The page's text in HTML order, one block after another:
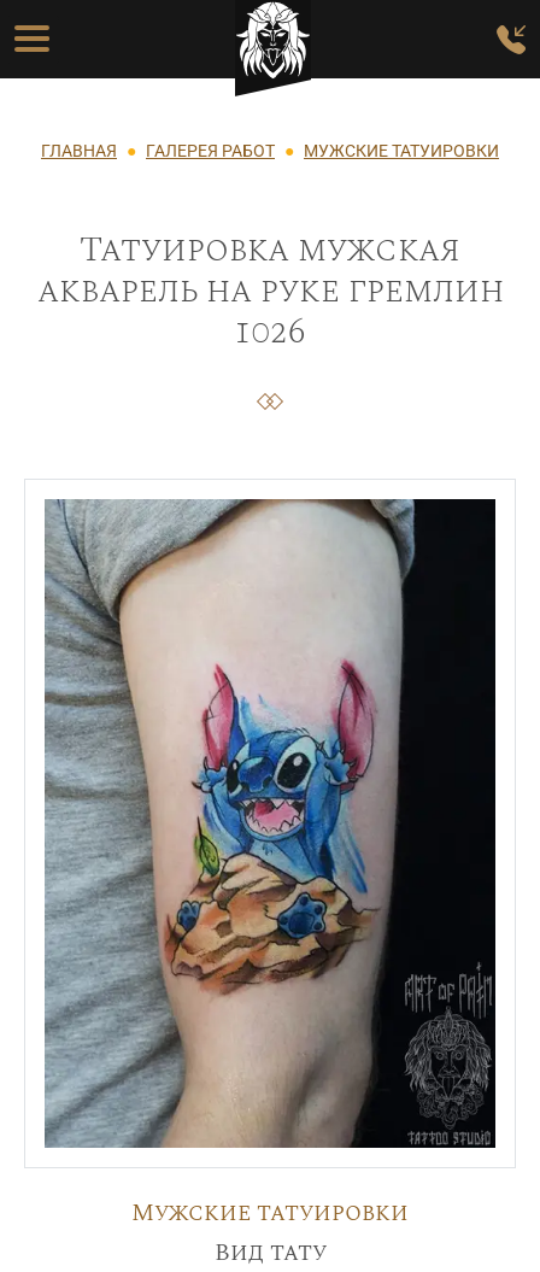
Перейти к основному содержанию
Основная навигация
Строка навигации
ГЛАВНАЯ ГАЛЕРЕЯ РАБОТ МУЖСКИЕ ТАТУИРОВКИ
Татуировка мужская
акварель на руке гремлин
1026
Мужские татуировки
Вид тату